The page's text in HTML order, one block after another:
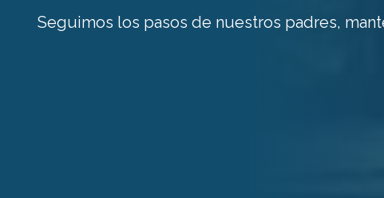
Seguimos los pasos de nuestros padres,